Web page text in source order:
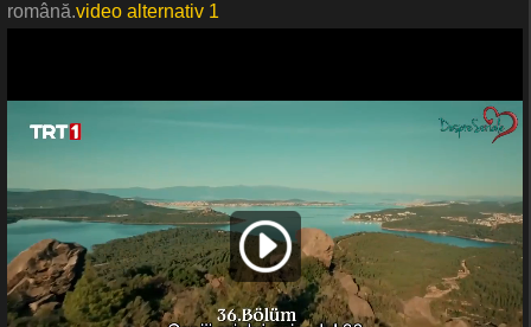
română.video alternativ 1